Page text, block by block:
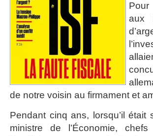
Pour
aux
de notre voisin au firmament et
Pendant cinq ans, lorsqu’il était
ministre de l’Économie, chefs